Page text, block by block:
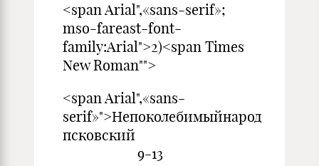
<span Arial",«sans-serif»;
mso-fareast-font-
family:Arial">2)<span Times
New Roman"">
<span Arial",«sans-
serif»">Непоколебимыйнарод
псковский
9-13